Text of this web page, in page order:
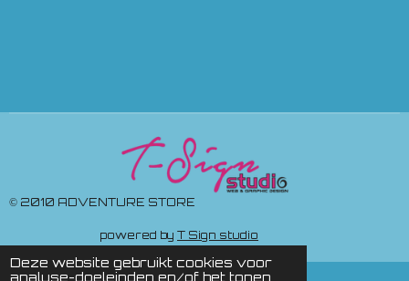
Deze website gebruikt cookies voor
analyse-doeleinden en/of het tonen
© 2010 ADVENTURE STORE
powered by T Sign studio